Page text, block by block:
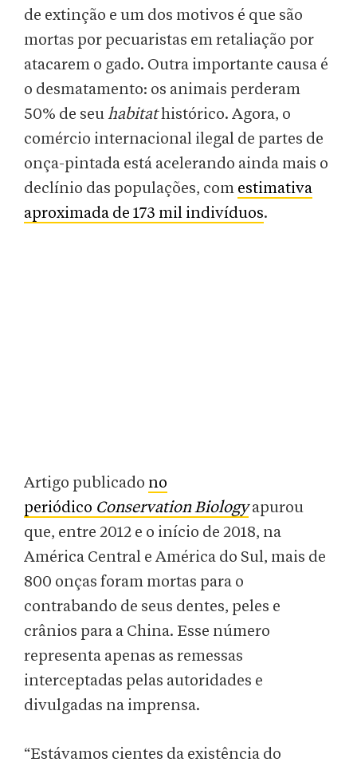
de extinção e um dos motivos é que são
mortas por pecuaristas em retaliação por
atacarem o gado. Outra importante causa é
o desmatamento: os animais perderam
50% de seuhabitathistórico. Agora, o
comércio internacional ilegal de partes de
onça-pintada está acelerando ainda mais o
declínio das populações, com estimativa
aproximada de 173 mil indivíduos.
Artigo publicado no
periódico Conservation Biologyapurou
que, entre 2012 e o início de 2018, na
América Central e América do Sul, mais de
800 onças foram mortas para o
contrabando de seus dentes, peles e
crânios para a China. Esse número
representa apenas as remessas
interceptadas pelas autoridades e
divulgadas na imprensa.
“Estávamos cientes da existência do